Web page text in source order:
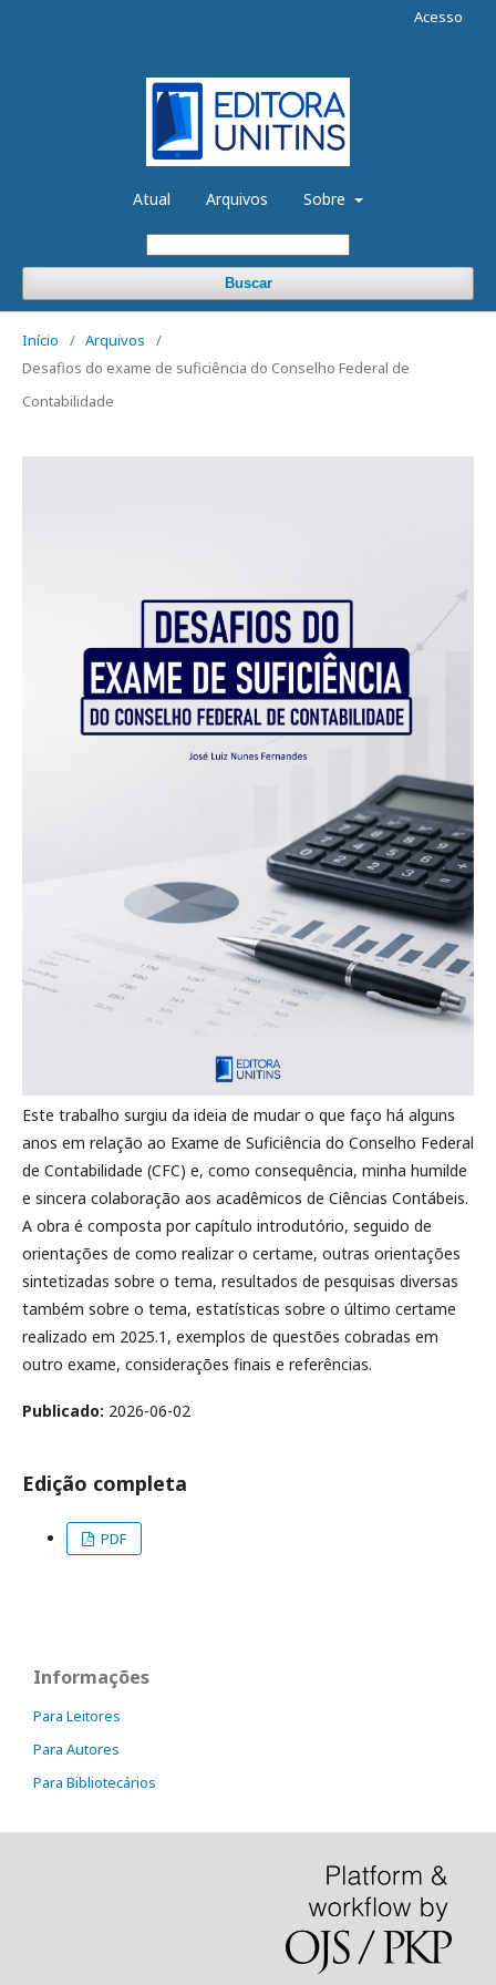
Atual Arquivos Sobre
Buscar
Acesso
Início / Arquivos
/
Desafios do exame de suficiência do Conselho Federal de
Contabilidade
Este trabalho surgiu da ideia de mudar o que faço há alguns
anos em relação ao Exame de Suficiência do Conselho Federal
de Contabilidade (CFC) e, como consequência, minha hu­milde
e sincera colaboração aos acadêmicos de Ciências Contábeis.
A obra é composta por capítulo introdutório, seguido de
orientações de como realizar o certame, outras orientações
sintetizadas sobre o tema, resultados de pesquisas diversas
também sobre o tema, estatísticas sobre o último certame
realizado em 2025.1, exemplos de questões cobradas em
outro exame, considerações finais e referências.
Publicado: 2026-06-02
Edição completa
PDF
Informações
Para Leitores
Para Autores
Para Bibliotecários